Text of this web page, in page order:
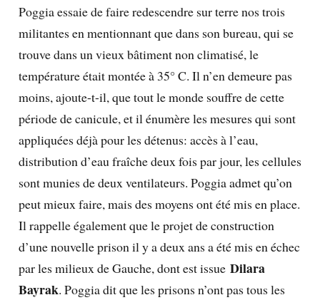
Poggia essaie de faire redescendre sur terre nos trois
militantes en mentionnant que dans son bureau, qui se
trouve dans un vieux bâtiment non climatisé, le
température était montée à 35° C. Il n’en demeure pas
moins, ajoute-t-il, que tout le monde souffre de cette
période de canicule, et il énumère les mesures qui sont
appliquées déjà pour les détenus: accès à l’eau,
distribution d’eau fraîche deux fois par jour, les cellules
sont munies de deux ventilateurs. Poggia admet qu’on
peut mieux faire, mais des moyens ont été mis en place.
Il rappelle également que le projet de construction
d’une nouvelle prison il y a deux ans a été mis en échec
par les milieux de Gauche, dont est issue Dilara
Bayrak. Poggia dit que les prisons n’ont pas tous les